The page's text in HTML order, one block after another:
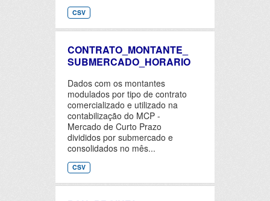
CSV
CONTRATO_MONTANTE_
SUBMERCADO_HORARIO
Dados com os montantes
modulados por tipo de contrato
comercializado e utilizado na
contabilização do MCP -
Mercado de Curto Prazo
divididos por submercado e
consolidados no mês...
CSV